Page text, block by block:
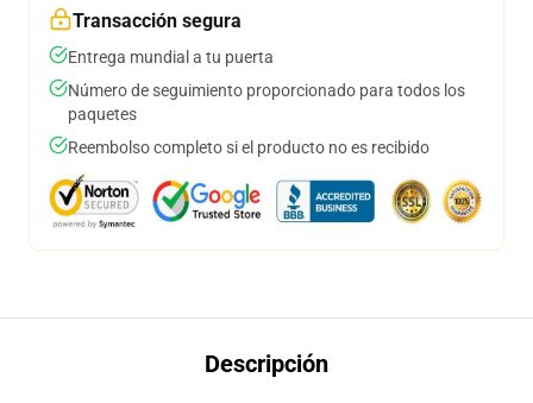
Transacción segura
Entrega mundial a tu puerta
Número de seguimiento proporcionado para todos los
paquetes
Reembolso completo si el producto no es recibido
Descripción